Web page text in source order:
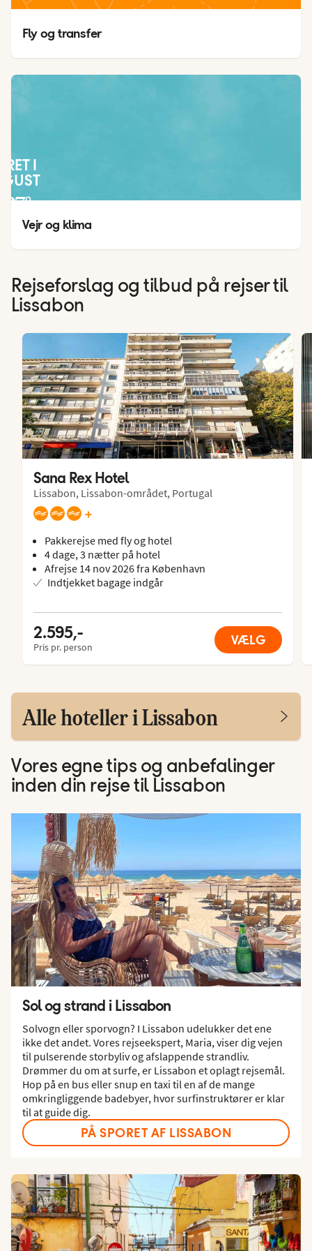
Fly og transfer
I
27°
19°
Vejr og klima
Rejseforslag og tilbud på rejser til
Lissabon
Sana Rex Hotel
Lissabon, Lissabon-området, Portugal
+
Pakkerejse med fly og hotel
4 dage, 3 nætter på hotel
Afrejse 14 nov 2026 fra København
Indtjekket bagage indgår
2.595,-
Pris pr. person VÆLG
Alle hoteller i Lissabon
Vores egne tips og anbefalinger
inden din rejse til Lissabon
Sol og strand i Lissabon
Solvogn eller sporvogn? I Lissabon udelukker det ene
ikke det andet. Vores rejseekspert, Maria, viser dig vejen
til pulserende storbyliv og afslappende strandliv.
Drømmer du om at surfe, er Lissabon et oplagt rejsemål.
Hop på en bus eller snup en taxi til en af de mange
omkringliggende badebyer, hvor surfinstruktører er klar
til at guide dig.
PÅ SPORET AF LISSABON